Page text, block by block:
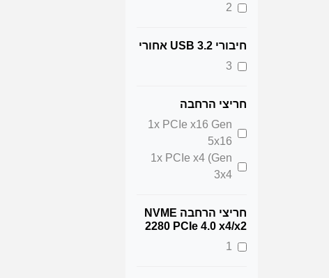
2
חיבורי USB 3.2 אחורי
3
חריצי הרחבה
1x PCIe x16 Gen
5x16
1x PCIe x4 (Gen
3x4
חריצי הרחבה NVME
2280 PCIe 4.0 x4/x2
1